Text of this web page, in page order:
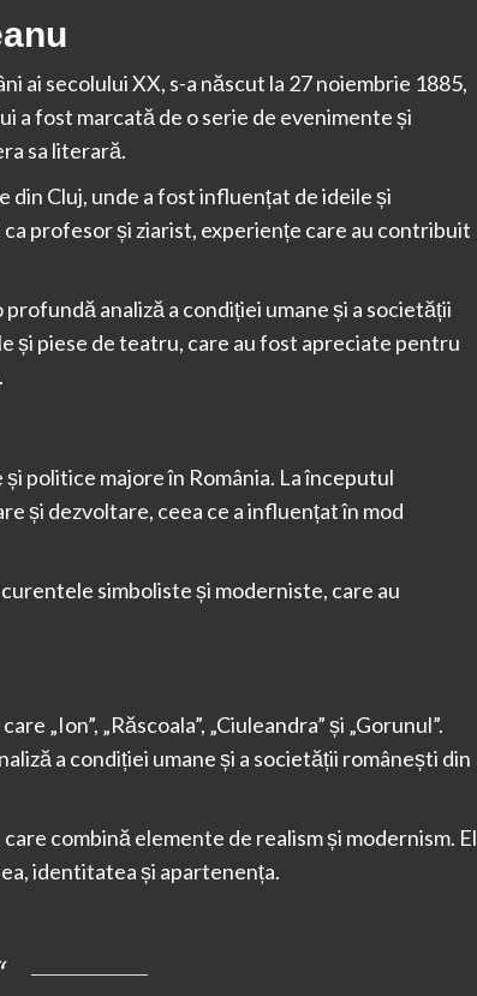
ai secolului XX, s-a născut la 27 noiembrie 1885,
a fost marcată de o serie de evenimente și
sa literară.
Cluj, unde a fost influențat de ideile și
profesor și ziarist, experiențe care au contribuit
analiză a condiției umane și a societății
și piese de teatru, care au fost apreciate pentru
politice majore în România. La începutul
și dezvoltare, ceea ce a influențat în mod
simboliste și moderniste, care au
„Ion”, „Răscoala”, „Ciuleandra” și „Gorunul”.
a condiției umane și a societății românești din
combină elemente de realism și modernism. El
identitatea și apartenența.